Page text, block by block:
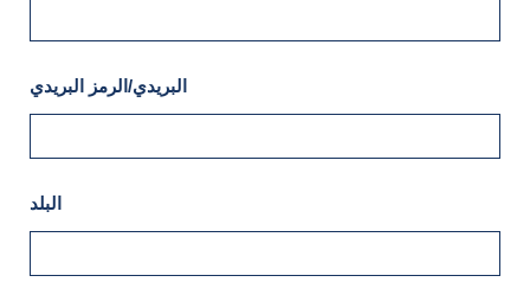
البريدي/الرمز البريدي
البلد